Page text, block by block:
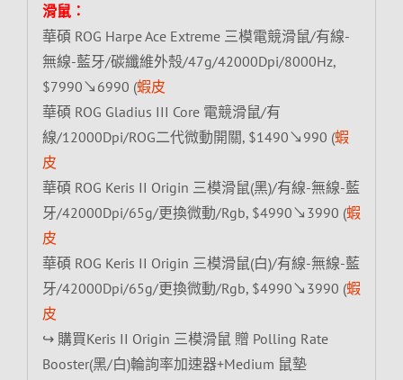
滑鼠：
華碩 ROG Harpe Ace Extreme 三模電競滑鼠/有線-
無線-藍牙/碳纖維外殼/47g/42000Dpi/8000Hz,
$7990↘6990 (蝦皮
華碩 ROG Gladius III Core 電競滑鼠/有
線/12000Dpi/ROG二代微動開關, $1490↘990 (蝦
皮
華碩 ROG Keris II Origin 三模滑鼠(黑)/有線-無線-藍
牙/42000Dpi/65g/更換微動/Rgb, $4990↘3990 (蝦
皮
華碩 ROG Keris II Origin 三模滑鼠(白)/有線-無線-藍
牙/42000Dpi/65g/更換微動/Rgb, $4990↘3990 (蝦
皮
↪ 購買Keris II Origin 三模滑鼠 贈 Polling Rate
Booster(黑/白)輪詢率加速器+Medium 鼠墊